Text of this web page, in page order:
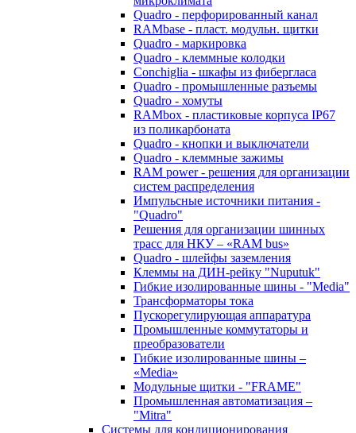
Quadro - перфорированный канал
RAMbase - пласт. модульн. щитки
Quadro - маркировка
Quadro - клеммные колодки
Conchiglia - шкафы из фибергласа
Quadro - промышленные разъемы
Quadro - хомуты
RAMbox - пластиковые корпуса IP67
из поликарбоната
Quadro - кнопки и выключатели
Quadro - клеммные зажимы
RAM power - решения для организации
систем распределения
Импульсные источники питания -
"Quadro"
Решения для организации шинных
трасс для НКУ – «RAM bus»
Quadro - шлейфы заземления
Клеммы на ДИН-рейку "Nuputuk"
Гибкие изолированные шины - "Media"
Трансформаторы тока
Пускорегулирующая аппаратура
Промышленные коммутаторы и
преобразователи
Гибкие изолированные шины –
«Media»
Модульные щитки - "FRAME"
Промышленная автоматизация –
"Mitra"
Системы для кондиционирования